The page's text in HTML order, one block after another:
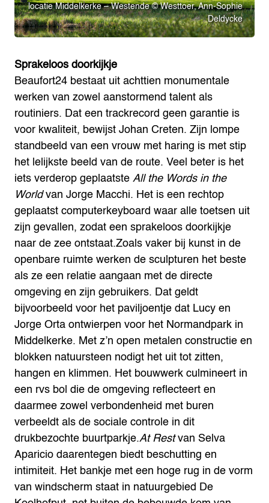
locatie Middelkerke – Westende © Westtoer, Ann-Sophie
Deldycke
Sprakeloos doorkijkje
Beaufort24 bestaat uit achttien monumentale
werken van zowel aanstormend talent als
routiniers. Dat een trackrecord geen garantie is
voor kwaliteit, bewijst Johan Creten. Zijn lompe
standbeeld van een vrouw met haring is met stip
het lelijkste beeld van de route. Veel beter is het
iets verderop geplaatsteAll the Words in the
Worldvan Jorge Macchi. Het is een rechtop
geplaatst computerkeyboard waar alle toetsen uit
zijn gevallen, zodat een sprakeloos doorkijkje
naar de zee ontstaat.Zoals vaker bij kunst in de
openbare ruimte werken de sculpturen het beste
als ze een relatie aangaan met de directe
omgeving en zijn gebruikers. Dat geldt
bijvoorbeeld voor het paviljoentje dat Lucy en
Jorge Orta ontwierpen voor het Normandpark in
Middelkerke. Met z’n open metalen constructie en
blokken natuursteen nodigt het uit tot zitten,
hangen en klimmen. Het bouwwerk culmineert in
een rvs bol die de omgeving reflecteert en
daarmee zowel verbondenheid met buren
verbeeldt als de sociale controle in dit
drukbezochte buurtparkje.At Restvan Selva
Aparicio daarentegen biedt beschutting en
intimiteit. Het bankje met een hoge rug in de vorm
van windscherm staat in natuurgebied De